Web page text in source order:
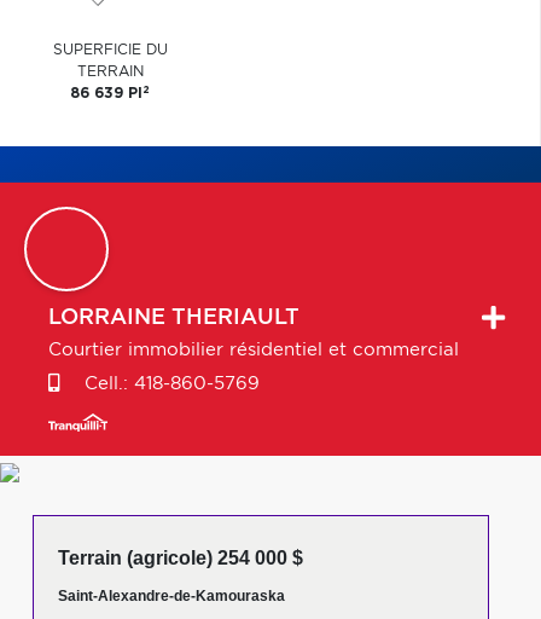
SUPERFICIE DU
TERRAIN
86 639 PI 2
LORRAINE THERIAULT
Courtier immobilier résidentiel et commercial
Cell.: 418-860-5769
Terrain (agricole) 254 000 $
Saint-Alexandre-de-Kamouraska